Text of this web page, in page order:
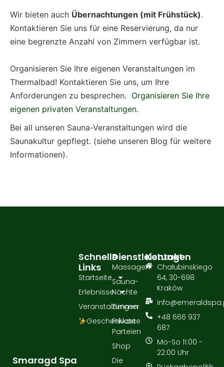
Wir bieten auch Übernachtungen (mit Frühstück).
Kontaktieren Sie uns für eine Reservierung, da nur
eine begrenzte Anzahl von Zimmern verfügbar ist.
Organisieren Sie Ihre eigenen Veranstaltungen im
Thermalbad! Kontaktieren Sie uns, um Ihre
Anforderungen zu besprechen. Organisieren Sie Ihre
eigenen privaten Veranstaltungen.
Bei all unseren Sauna-Veranstaltungen wird die
Saunakultur gepflegt. (siehe unseren Blog für weitere
Informationen).
Smaragd Spa
Dienstleistungen
Massagen
Sauna-
Nächte
Zimmer
Private
Parteien
Shop
Die
Schnelle
Links
Startseite
Erlebnisse
Veranstaltungen
Geschenkkarte
Kontakt
Chałubinskiego
64, 30-698
Kraków
+48 666 937
687
Mo-So 11:00 -
22:00 Uhr